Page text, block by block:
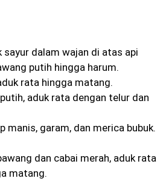
sayur dalam wajan di atas api
putih hingga harum.
rata hingga matang.
aduk rata dengan telur dan
manis, garam, dan merica bubuk.
dan cabai merah, aduk rata
matang.